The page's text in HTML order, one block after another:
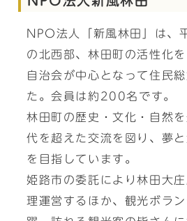
NPO法人「新風林田」は、
の北西部、林田町の活性化
自治会が中心となって住民
た。会員は約200名です。
林田町の歴史・文化・自然
代を超えた交流を図り、夢
を目指しています。
姫路市の委託により林田大
理運営するほか、観光ボラ